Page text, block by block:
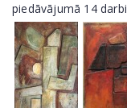
piedāvājumā 14 darbi